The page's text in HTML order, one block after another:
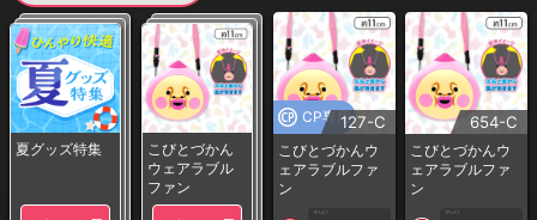
夏グッズ特集
こびとづかん
ウェアラブル
ファン
CP専用127-C
こびとづかんウ
ェアラブルファ
ン
1PLAY
654-C
こびとづかんウ
ェアラブルファ
ン
1PLAY